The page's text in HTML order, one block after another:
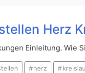
Herz
Einleitung. Wie
herz